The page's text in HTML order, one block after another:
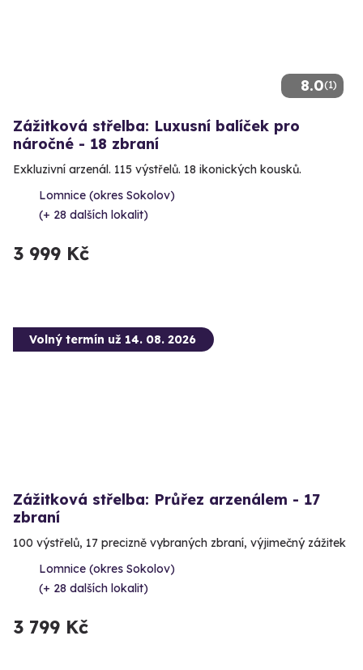
8.0(1)
Zážitková střelba: Luxusní balíček pro
náročné - 18 zbraní
Exkluzivní arzenál. 115 výstřelů. 18 ikonických kousků.
Lomnice (okres Sokolov)
(+ 28 dalších lokalit)
3 999 Kč
Volný termín už 14. 08. 2026
Zážitková střelba: Průřez arzenálem - 17
zbraní
100 výstřelů, 17 precizně vybraných zbraní, výjimečný zážitek
Lomnice (okres Sokolov)
(+ 28 dalších lokalit)
3 799 Kč